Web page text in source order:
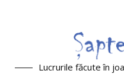
Lucrurile făcute în